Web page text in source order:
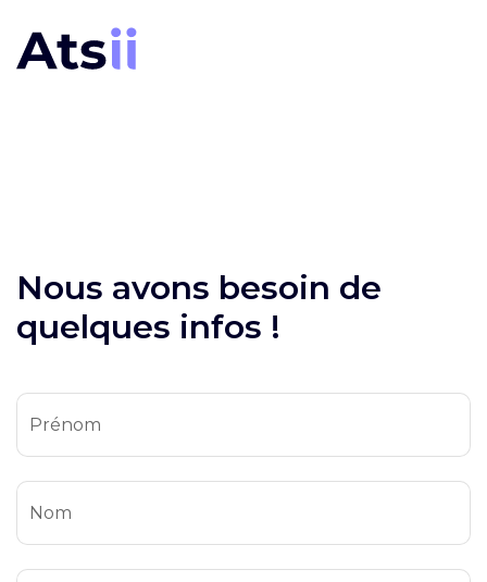
Nous avons besoin de
quelques infos !
Prénom
Nom